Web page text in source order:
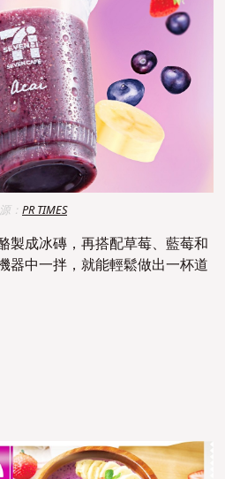
： PR TIMES
製成冰磚，再搭配草莓、藍莓和
器中一拌，就能輕鬆做出一杯道